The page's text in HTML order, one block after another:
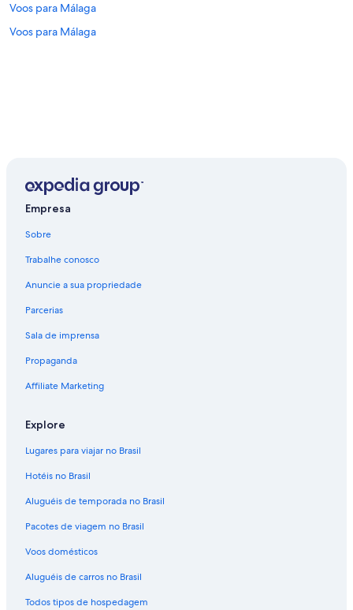
Voos para Málaga
Voos para Málaga
Empresa
Sobre
Trabalhe conosco
Anuncie a sua propriedade
Parcerias
Sala de imprensa
Propaganda
Affiliate Marketing
Explore
Lugares para viajar no Brasil
Hotéis no Brasil
Aluguéis de temporada no Brasil
Pacotes de viagem no Brasil
Voos domésticos
Aluguéis de carros no Brasil
Todos tipos de hospedagem